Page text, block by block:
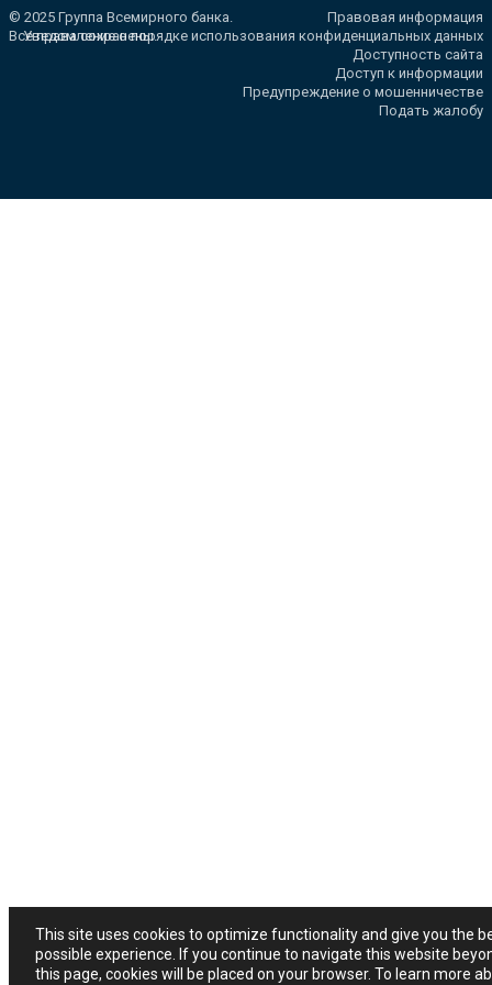
© 2025 Группа Всемирного банка.
Все права сохранены.
Правовая информация
Уведомление о порядке использования конфиденциальных данных
Доступность сайта
Доступ к информации
Предупреждение о мошенничестве
Подать жалобу
This site uses cookies to optimize functionality and give you the
possible experience. If you continue to navigate this website
this page, cookies will be placed on your browser. To learn more